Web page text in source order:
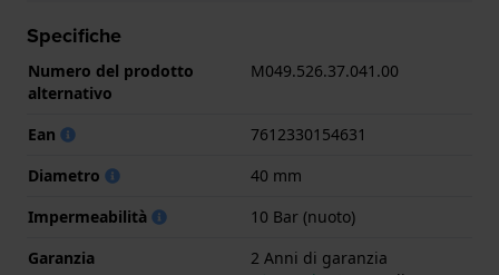
con 2 Anni di garanzia.
.
Specifiche
Numero del prodotto
alternativo
M049.526.37.041.00
Ean
7612330154631
Diametro
40 mm
Impermeabilità
10 Bar (nuoto)
Garanzia
2 Anni di garanzia